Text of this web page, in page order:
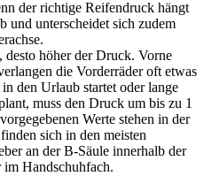
der richtige Reifendruck hängt
und unterscheidet sich zudem
desto höher der Druck. Vorne
die Vorderräder oft etwas
den Urlaub startet oder lange
muss den Druck um bis zu 1
Werte stehen in der
sich in den meisten
an der B-Säule innerhalb der
im Handschuhfach.